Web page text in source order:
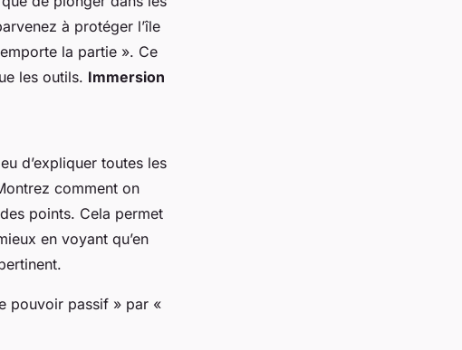
à protéger l’île
la partie ». Ce
les outils. Immersion
d’expliquer toutes les
comment on
points. Cela permet
en voyant qu’en
pouvoir passif » par «